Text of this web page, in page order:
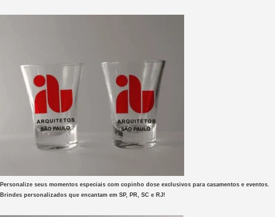
Personalize seus momentos especiais com copinho dose exclusivos para casamentos e eventos.
Brindes personalizados que encantam em SP, PR, SC e RJ!